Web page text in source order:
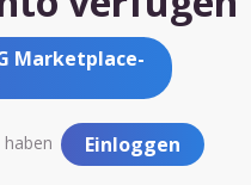
Marketplace-
Einloggen